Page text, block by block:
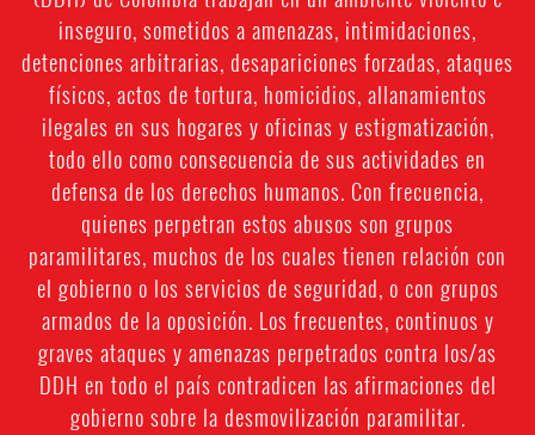
inseguro, sometidos a amenazas, intimidaciones,
detenciones arbitrarias, desapariciones forzadas, ataques
físicos, actos de tortura, homicidios, allanamientos
ilegales en sus hogares y oficinas y estigmatización,
todo ello como consecuencia de sus actividades en
defensa de los derechos humanos. Con frecuencia,
quienes perpetran estos abusos son grupos
paramilitares, muchos de los cuales tienen relación con
el gobierno o los servicios de seguridad, o con grupos
armados de la oposición. Los frecuentes, continuos y
graves ataques y amenazas perpetrados contra los/as
DDH en todo el país contradicen las afirmaciones del
gobierno sobre la desmovilización paramilitar.